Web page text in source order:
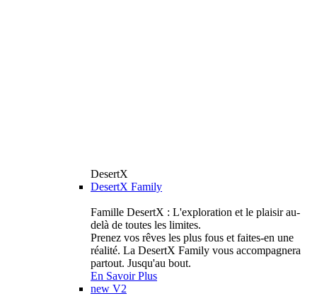
DesertX
DesertX Family
Famille DesertX : L'exploration et le plaisir au-
delà de toutes les limites.
Prenez vos rêves les plus fous et faites-en une
réalité. La DesertX Family vous accompagnera
partout. Jusqu'au bout.
En Savoir Plus
new V2